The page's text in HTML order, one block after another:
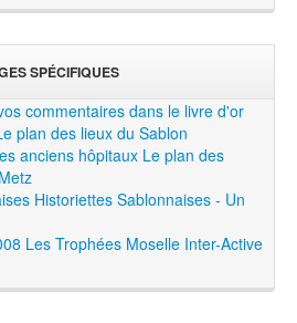
SPÉCIFIQUES
commentaires dans le livre d'or
plan des lieux du Sablon
anciens hôpitaux Le plan des
Historiettes Sablonnaises - Un
Les Trophées Moselle Inter-Active